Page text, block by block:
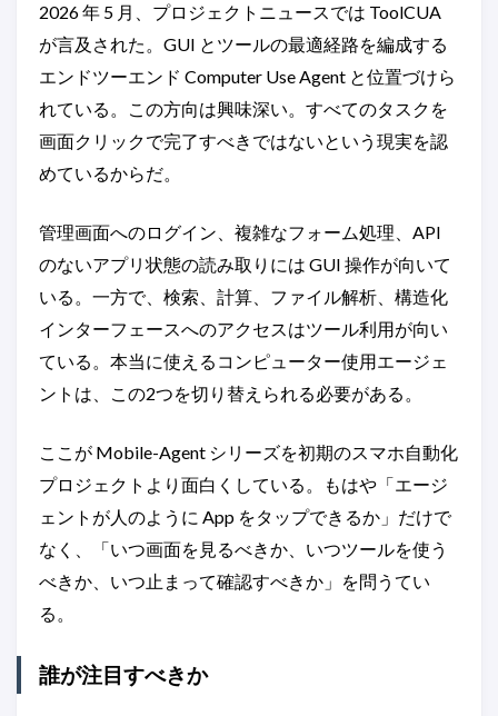
2026 年 5 月、プロジェクトニュースでは ToolCUA
が言及された。GUI とツールの最適経路を編成する
エンドツーエンド Computer Use Agent と位置づけら
れている。この方向は興味深い。すべてのタスクを
画面クリックで完了すべきではないという現実を認
めているからだ。
管理画面へのログイン、複雑なフォーム処理、API
のないアプリ状態の読み取りには GUI 操作が向いて
いる。一方で、検索、計算、ファイル解析、構造化
インターフェースへのアクセスはツール利用が向い
ている。本当に使えるコンピューター使用エージェ
ントは、この2つを切り替えられる必要がある。
ここが Mobile-Agent シリーズを初期のスマホ自動化
プロジェクトより面白くしている。もはや「エージ
ェントが人のように App をタップできるか」だけで
なく、「いつ画面を見るべきか、いつツールを使う
べきか、いつ止まって確認すべきか」を問うてい
る。
誰が注目すべきか